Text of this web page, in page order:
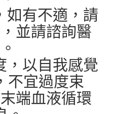
如有不適，請
並請諮詢醫
，以自我感覺
不宜過度束
端血液循環